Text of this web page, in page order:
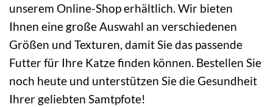
unserem Online-Shop erhältlich. Wir bieten
Ihnen eine große Auswahl an verschiedenen
Größen und Texturen, damit Sie das passende
Futter für Ihre Katze finden können. Bestellen Sie
noch heute und unterstützen Sie die Gesundheit
Ihrer geliebten Samtpfote!